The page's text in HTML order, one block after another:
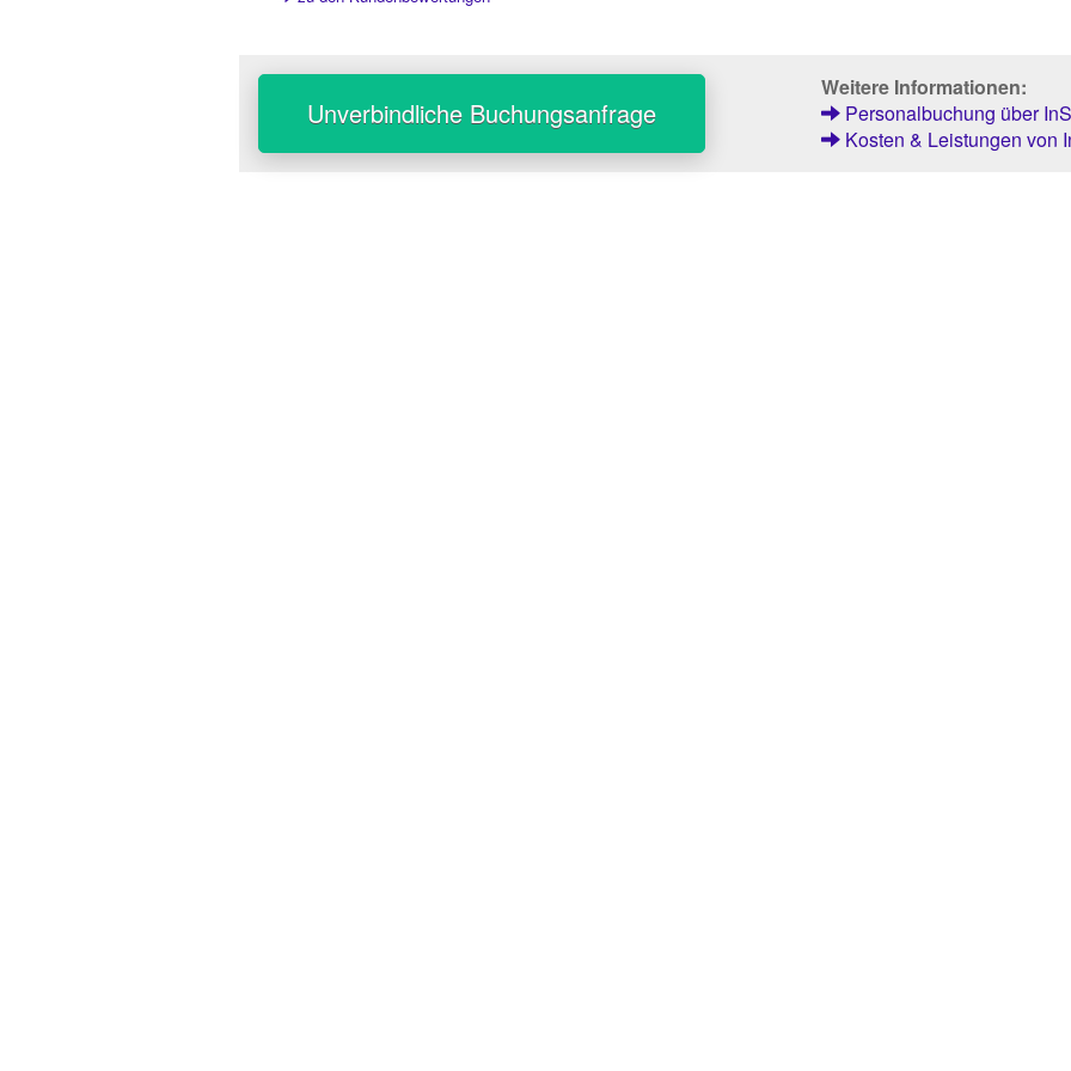
Unverbindliche Buchungsanfrage
Weitere Informationen:
Personalbuchung über
Kosten & Leistungen von